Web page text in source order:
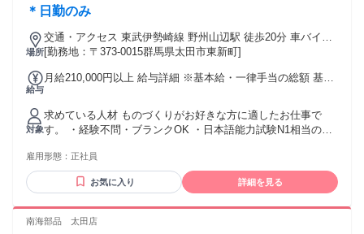
＊日勤のみ
場所
交通・アクセス 東武伊勢崎線 野州山辺駅 徒歩20分 車バイク
自転車通勤OK
[勤務地：〒373-0015群馬県太田市東新町]
給与
月給210,000円以上 給与詳細 ※基本給・一律手当の総額 基本
律で支払われる通勤・皆勤・家族手当金額：あり 1ヶ月あたり
1万円 全員に一律で支払われるその他手当金額：なし 面接時
に職務経歴をお伺いして、弊社の人事評価制度に則って給与
をご提示いたします。 該当者には、時間外手当・皆勤手当・
します。
対象
求めている人材 ものづくりがお好きな方に適したお仕事で
す。 ・経験不問・ブランクOK ・日本語能力試験N1相当の日
N1 is required 未経験からスタートした社員が多く、社内教育
制度が整っています。 ・U・Iターン歓迎 地方からの転職を考
えている方も歓迎します。 年齢の条件と理由：あり（例外事
め））
雇用形態： 正社員
お気に入り 詳細を見る
南海部品 太田店